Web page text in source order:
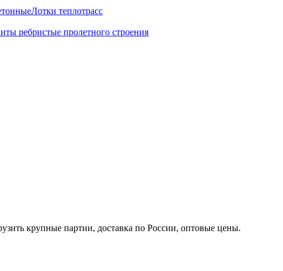
Лотки теплотрасс
ребристые пролетного строения
крупные партии, доставка по России, оптовые цены.